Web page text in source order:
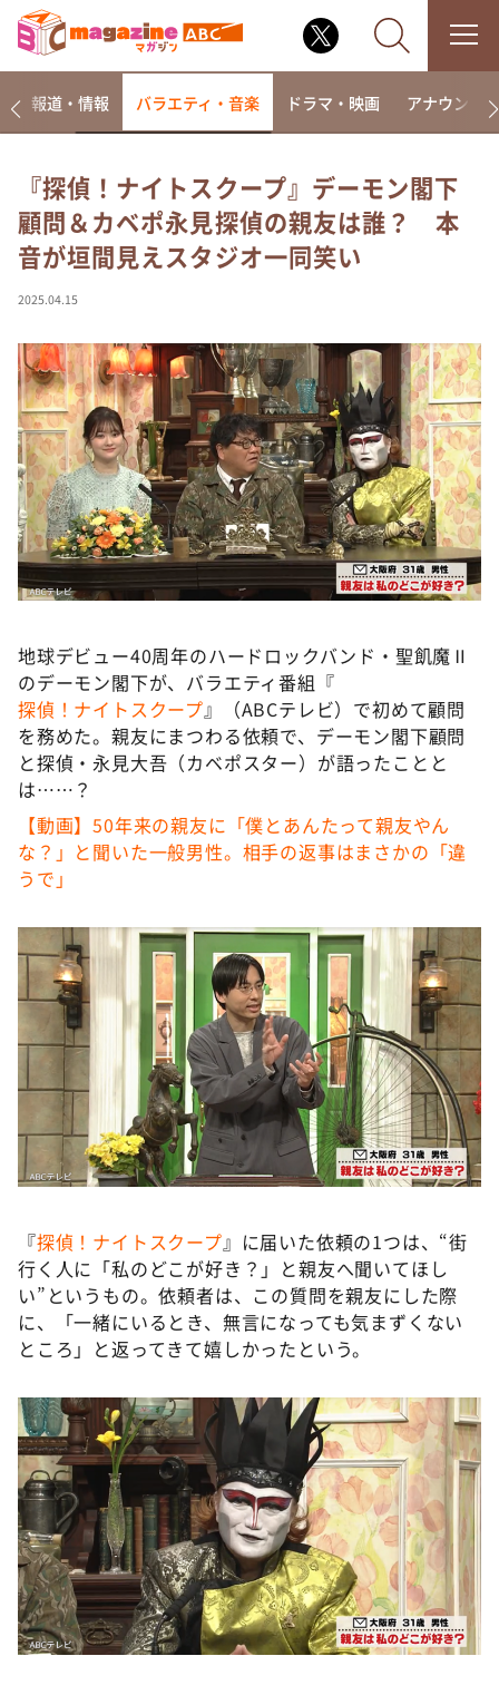
なるみ・岡村の過ぎるTV
相席食堂
これ余談なんですけど・・・
て真剣です
探偵！ナイトスクープ
news おかえり
河合＆A.B.C-Z塚田×福井アナ「なんでやねん！？」
（news おかえり）
DAIGOも台所 ～きょうの献立 何にする？～
本日はダイアンなり！シーズン２
朝だ！生です旅サラダ
ＬＩＦＥ～夢のカタチ～
新婚さんいらっしゃい！
ポツンと一軒家
ザキ山小屋本館
ぺこぱのまるスポ
アナ回覧板
報道・情報 バラエティ・音楽 ドラマ・映画 アナウンサー
『探偵！ナイトスクープ』デーモン閣下
顧問＆カベポ永見探偵の親友は誰？ 本
音が垣間見えスタジオ一同笑い
2025.04.15
地球デビュー40周年のハードロックバンド・聖飢魔Ⅱ
のデーモン閣下が、バラエティ番組『
探偵！ナイトスクープ』（ABCテレビ）で初めて顧問
を務めた。親友にまつわる依頼で、デーモン閣下顧問
と探偵・永見大吾（カベポスター）が語ったことと
は……？
【動画】50年来の親友に「僕とあんたって親友やん
な？」と聞いた一般男性。相手の返事はまさかの「違
うで」
『探偵！ナイトスクープ』に届いた依頼の1つは、“街
行く人に「私のどこが好き？」と親友へ聞いてほし
い”というもの。依頼者は、この質問を親友にした際
に、「一緒にいるとき、無言になっても気まずくない
ところ」と返ってきて嬉しかったという。